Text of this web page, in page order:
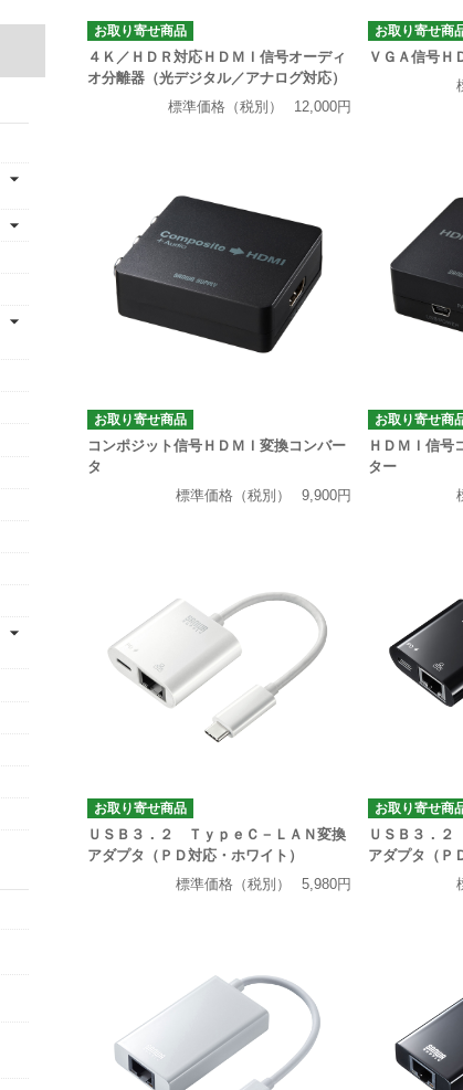
お取り寄せ商品
４Ｋ／ＨＤＲ対応ＨＤＭＩ信号オーディ
オ分離器（光デジタル／アナログ対応）
標準価格（税別）
12,000円
お取り寄せ商
ＶＧＡ信号Ｈ
お取り寄せ商品
コンポジット信号ＨＤＭＩ変換コンバー
タ
標準価格（税別）
9,900円
お取り寄せ商
ＨＤＭＩ信号
ター
お取り寄せ商品
ＵＳＢ３．２ ＴｙｐｅＣ－ＬＡＮ変換
アダプタ（ＰＤ対応・ホワイト）
標準価格（税別）
5,980円
お取り寄せ商
ＵＳＢ３．
アダプタ（Ｐ